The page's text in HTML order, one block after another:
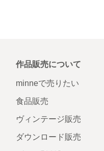
作品販売について
minneで売りたい
食品販売
ヴィンテージ販売
ダウンロード販売